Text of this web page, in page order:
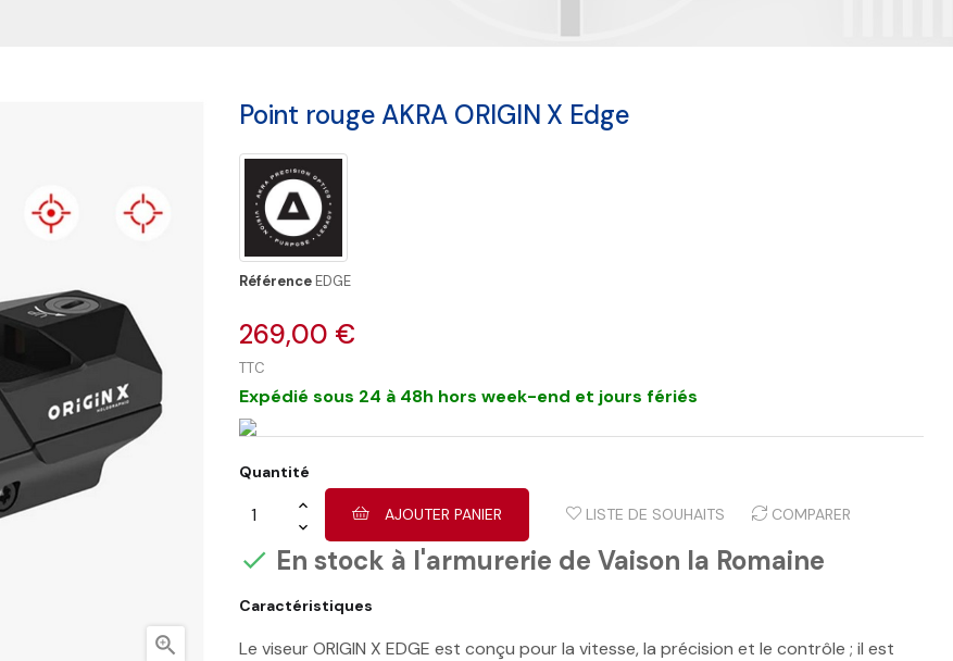

Point rouge AKRA ORIGIN X Edge
RéférenceEDGE
269,00 €
TTC
Expédié sous 24 à 48h hors week-end et jours fériés
Quantité
AJOUTER PANIER LISTE DE SOUHAITS COMPARER
 En stock à l'armurerie de Vaison la Romaine
Caractéristiques
Le viseur ORIGIN X EDGE est conçu pour la vitesse, la précision et le contrôle ; il est